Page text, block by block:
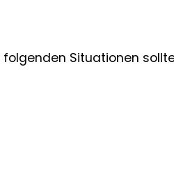
folgenden Situationen